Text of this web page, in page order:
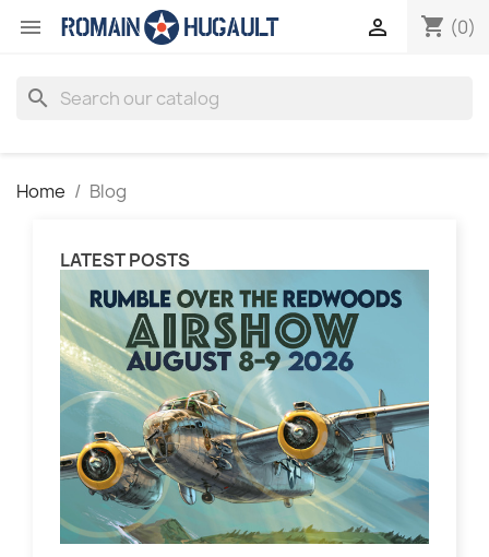
 shopping_cart (0)

search
Home Blog
LATEST POSTS